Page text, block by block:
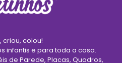
criou, colou!
infantis e para toda a casa.
de Parede, Placas, Quadros,